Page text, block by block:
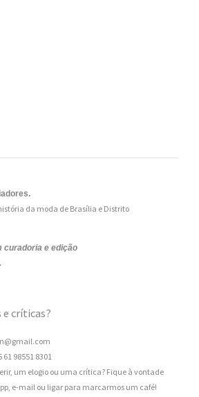
da moda de Brasília e Distrito
curadoria e edição
.
críticas?
61 98551 8301
um elogio ou uma crítica? Fique à vontade
e-mail ou ligar para marcarmos um café!